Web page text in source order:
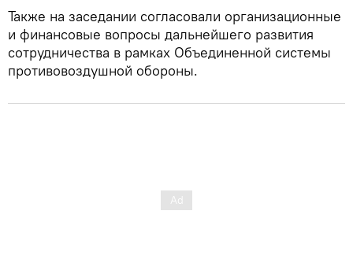
Также на заседании согласовали организационные
и финансовые вопросы дальнейшего развития
сотрудничества в рамках Объединенной системы
противовоздушной обороны.